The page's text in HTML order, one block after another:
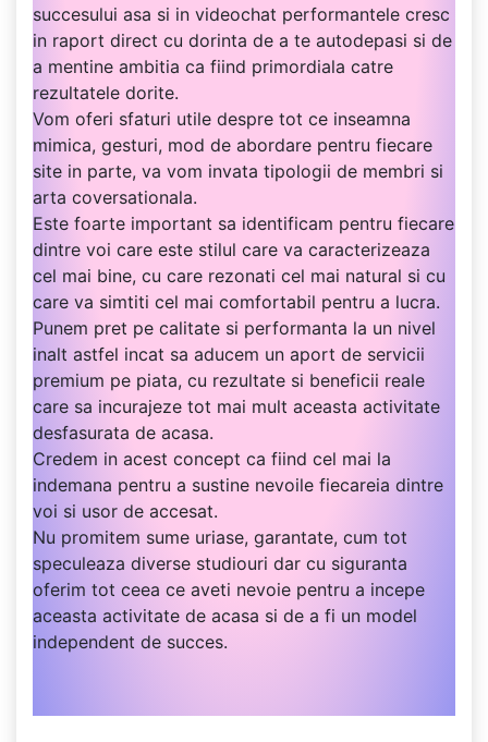
succesului asa si in videochat performantele cresc
in raport direct cu dorinta de a te autodepasi si de
a mentine ambitia ca fiind primordiala catre
rezultatele dorite.
Vom oferi sfaturi utile despre tot ce inseamna
mimica, gesturi, mod de abordare pentru fiecare
site in parte, va vom invata tipologii de membri si
arta coversationala.
Este foarte important sa identificam pentru fiecare
dintre voi care este stilul care va caracterizeaza
cel mai bine, cu care rezonati cel mai natural si cu
care va simtiti cel mai comfortabil pentru a lucra.
Punem pret pe calitate si performanta la un nivel
inalt astfel incat sa aducem un aport de servicii
premium pe piata, cu rezultate si beneficii reale
care sa incurajeze tot mai mult aceasta activitate
desfasurata de acasa.
Credem in acest concept ca fiind cel mai la
indemana pentru a sustine nevoile fiecareia dintre
voi si usor de accesat.
Nu promitem sume uriase, garantate, cum tot
speculeaza diverse studiouri dar cu siguranta
oferim tot ceea ce aveti nevoie pentru a incepe
aceasta activitate de acasa si de a fi un model
independent de succes.